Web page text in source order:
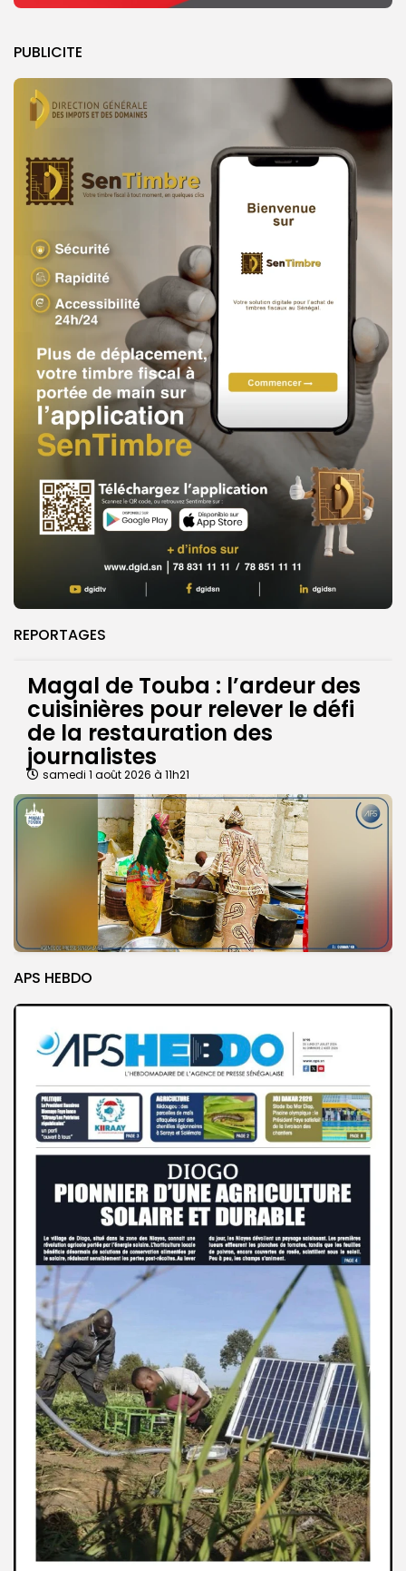
PUBLICITE
REPORTAGES
Magal de Touba : l’ardeur des
cuisinières pour relever le défi
de la restauration des
journalistes
samedi 1 août 2026 à 11h21
APS HEBDO